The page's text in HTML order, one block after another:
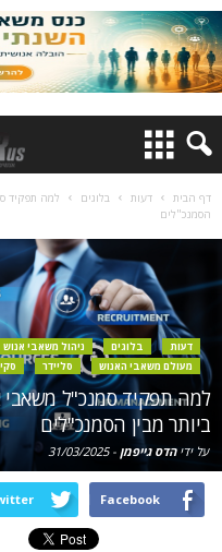
דף הבית דעות בלוגים
למה תפקיד
הסמנכ"לים
דעות בלוגים ניהול משאבי אנוש
מעולם משאבי האנוש
סליידר
למה תפקיד סמנכ"ל משאבי
ביותר מבין הסמנכ"לים
על ידיהדס גייפמן -
31/03/2025
Facebook